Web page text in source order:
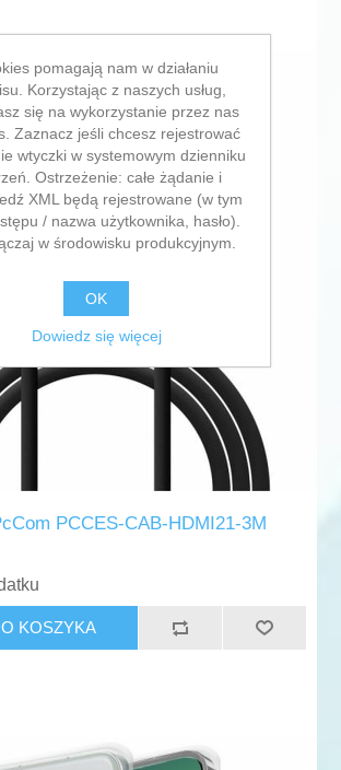
PCCES-CAB-HDMI21-3M
KOSZYKA
pomagają nam w działaniu
Korzystając z naszych usług,
się na wykorzystanie przez nas
Zaznacz jeśli chcesz rejestrować
wtyczki w systemowym dzienniku
Ostrzeżenie: całe żądanie i
XML będą rejestrowane (w tym
/ nazwa użytkownika, hasło).
w środowisku produkcyjnym.
OK
Dowiedz się więcej